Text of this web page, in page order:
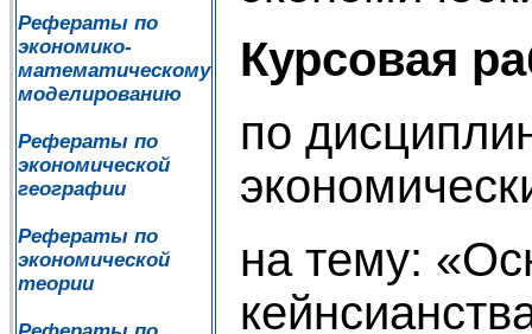
Рефераты по
экономико-
математическому
моделированию
Рефераты по
экономической
географии
Рефераты по
экономической
теории
Курсовая
по
на тему: